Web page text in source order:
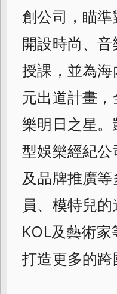
創公司，瞄
開設時尚、音
授課，並為
元出道計畫
樂明日之星
型娛樂經紀
及品牌推廣
員、模特兒
KOL及藝術
打造更多的